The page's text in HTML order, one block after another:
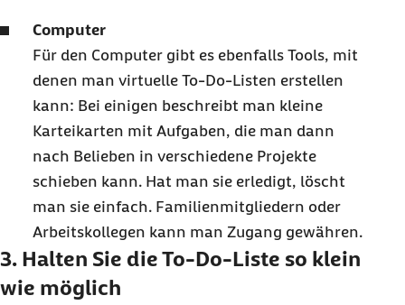
Computer
Für den Computer gibt es ebenfalls Tools, mit
denen man virtuelle To-Do-Listen erstellen
kann: Bei einigen beschreibt man kleine
Karteikarten mit Aufgaben, die man dann
nach Belieben in verschiedene Projekte
schieben kann. Hat man sie erledigt, löscht
man sie einfach. Familienmitgliedern oder
Arbeitskollegen kann man Zugang gewähren.
3. Halten Sie die To-Do-Liste so klein
wie möglich